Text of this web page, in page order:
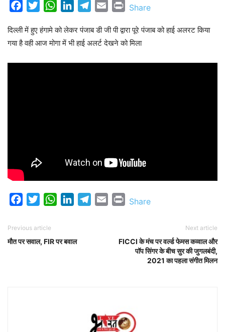
FacebookTwitterWhatsAppLinkedInTelegram
Email Print
Share
दिल्ली में हुए हंगामे को लेकर पंजाब डी जी पी द्वारा पूरे पंजाब को हाई अलरट किया
गया है वही आज मोगा में भी हाई अलर्ट देखने को मिला
FacebookTwitterWhatsAppLinkedInTelegram
Email Print
Share
Previous article
मौत पर सवाल, FIR पर बवाल
Next article
FICCI के मंच पर वर्ल्ड फेमस कव्वाल और
पॉप सिंगर के बीच सुर की जुगलबंदी,
2021 का पहला संगीत मिलन